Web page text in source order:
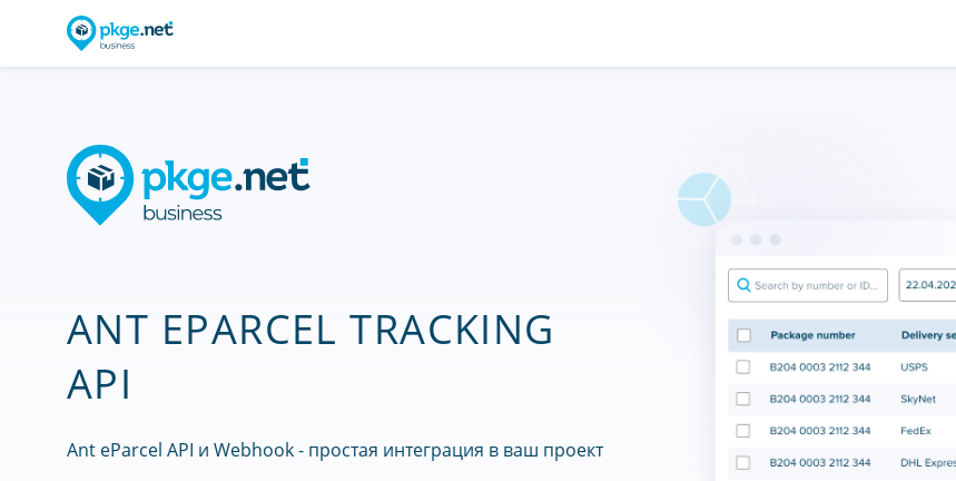
ANT EPARCEL TRACKING
API
Ant eParcel API и Webhook - простая интеграция в ваш проект